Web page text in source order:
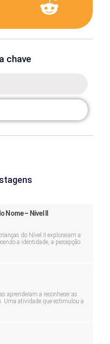
chave
Nome – Nível II
do Nível II exploraram a
a identidade, a percepção
aprenderam a reconhecer as
Uma atividade que estimulou a